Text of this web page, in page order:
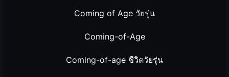
Coming of Age วัยรุ่น
Coming-of-Age
Coming-of-age ชีวิตวัยรุ่น